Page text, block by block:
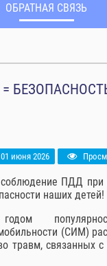
ОБРАТНАЯ СВЯЗЬ
июня 2026
соблюдение ПДД при
наших детей!
(СИМ)
травм, связанных